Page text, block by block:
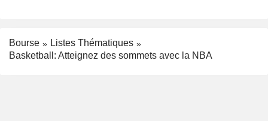
Bourse
Listes Thématiques
Basketball: Atteignez des sommets avec la NBA